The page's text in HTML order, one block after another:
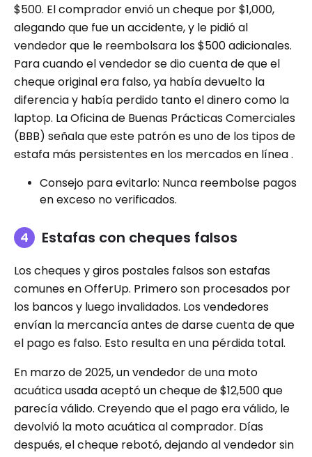
$500. El comprador envió un cheque por $1,000,
alegando que fue un accidente, y le pidió al
vendedor que le reembolsara los $500 adicionales.
Para cuando el vendedor se dio cuenta de que el
cheque original era falso, ya había devuelto la
diferencia y había perdido tanto el dinero como la
laptop. La Oficina de Buenas Prácticas Comerciales
(BBB) ​​señala que este patrón es uno de los tipos de
estafa más persistentes en los mercados en línea .
Consejo para evitarlo: Nunca reembolse pagos
en exceso no verificados.
Estafas con cheques falsos
Los cheques y giros postales falsos son estafas
comunes en OfferUp. Primero son procesados ​​por
los bancos y luego invalidados. Los vendedores
envían la mercancía antes de darse cuenta de que
el pago es falso. Esto resulta en una pérdida total.
En marzo de 2025, un vendedor de una moto
acuática usada aceptó un cheque de $12,500 que
parecía válido. Creyendo que el pago era válido, le
devolvió la moto acuática al comprador. Días
después, el cheque rebotó, dejando al vendedor sin